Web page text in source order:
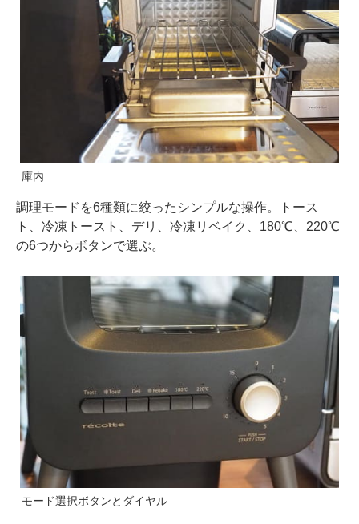
庫内
調理モードを6種類に絞ったシンプルな操作。トース
ト、冷凍トースト、デリ、冷凍リベイク、180℃、220℃
の6つからボタンで選ぶ。
モード選択ボタンとダイヤル